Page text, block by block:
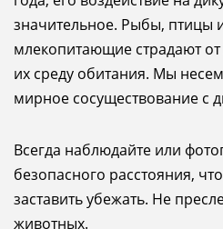
значительное. Рыбы, птицы
млекопитающие страдают
их среду обитания. Мы несем
мирное сосуществование с
Всегда наблюдайте или
безопасного расстояния,
заставить убежать. Не
животных.